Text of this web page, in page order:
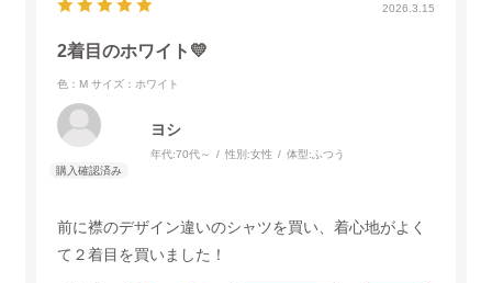
2026.3.15
2着目のホワイト💛
色：M サイズ：ホワイト
ヨシ
年代:70代～ 性別:女性 体型:ふつう
前に襟のデザイン違いのシャツを買い、着心地がよく
て２着目を買いました！